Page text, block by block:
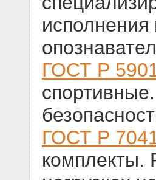
ГОСТ Р
ГОСТ Р
комплекты.